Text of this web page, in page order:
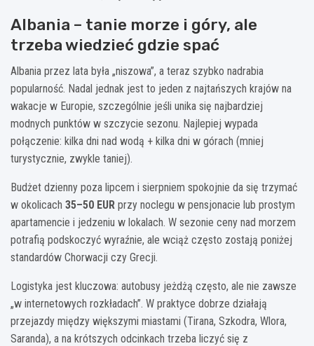
Albania – tanie morze i góry, ale
trzeba wiedzieć gdzie spać
Albania przez lata była „niszowa”, a teraz szybko nadrabia
popularność. Nadal jednak jest to jeden z najtańszych krajów na
wakacje w Europie, szczególnie jeśli unika się najbardziej
modnych punktów w szczycie sezonu. Najlepiej wypada
połączenie: kilka dni nad wodą + kilka dni w górach (mniej
turystycznie, zwykle taniej).
Budżet dzienny poza lipcem i sierpniem spokojnie da się trzymać
w okolicach 35–50 EUR przy noclegu w pensjonacie lub prostym
apartamencie i jedzeniu w lokalach. W sezonie ceny nad morzem
potrafią podskoczyć wyraźnie, ale wciąż często zostają poniżej
standardów Chorwacji czy Grecji.
Logistyka jest kluczowa: autobusy jeżdżą często, ale nie zawsze
„w internetowych rozkładach”. W praktyce dobrze działają
przejazdy między większymi miastami (Tirana, Szkodra, Wlora,
Saranda), a na krótszych odcinkach trzeba liczyć się z